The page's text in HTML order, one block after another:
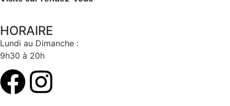
HORAIRE
Lundi au Dimanche :
9h30 à 20h